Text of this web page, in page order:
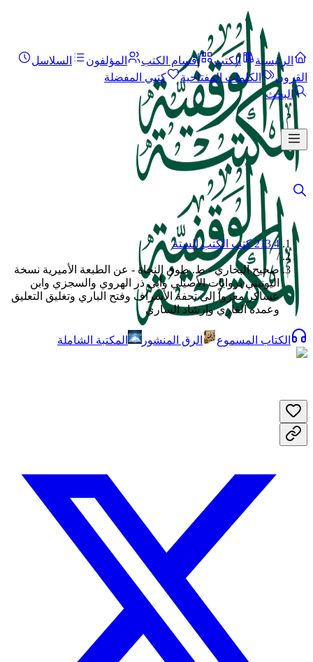
الرئيسية الكتب أقسام الكتب المؤلفون
السلاسل
القرون
الكلمات المفتاحية
كتبي المفضلة
البحث
213.4 كتب الكتب الستة
/
صحيح البخاري - ط. طوق النجاة - عن الطبعة الأميرية نسخة
اليونيني بروايات الأصيلي وأبي ذر الهروي والسجزي وابن
عساكر معزواً إلى تحفة الأشراف وفتح الباري وتغليق التعليق
وعمدة القاري وإرشاد الساري
الكتاب المسموع الرق المنشور المكتبة الشاملة